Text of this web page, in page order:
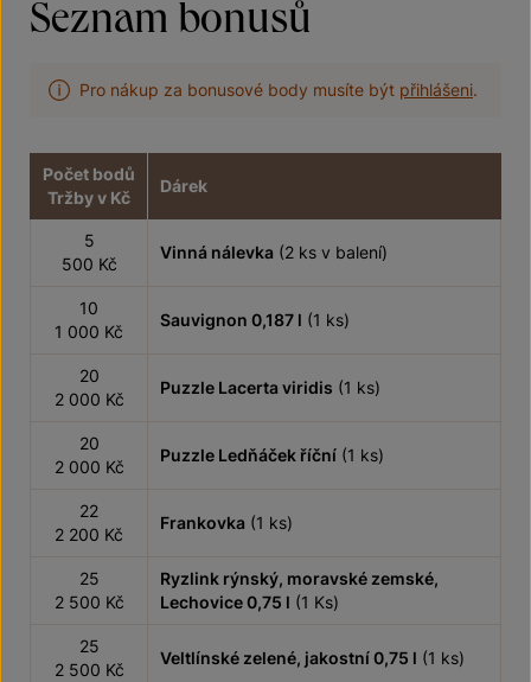
Seznam bonusů
Pro nákup za bonusové body musíte být přihlášeni.
Počet bodů
Tržby v Kč
Dárek
5
500 Kč
Vinná nálevka (2 ks v balení)
10
1 000 Kč
Sauvignon 0,187 l (1 ks)
20
2 000 Kč
Puzzle Lacerta viridis (1 ks)
20
2 000 Kč
Puzzle Ledňáček říční (1 ks)
22
2 200 Kč
Frankovka (1 ks)
25
2 500 Kč
Ryzlink rýnský, moravské zemské,
Lechovice 0,75 l (1 Ks)
25
2 500 Kč
Veltlínské zelené, jakostní 0,75 l (1 ks)